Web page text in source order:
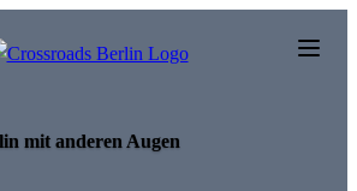
mit anderen Augen